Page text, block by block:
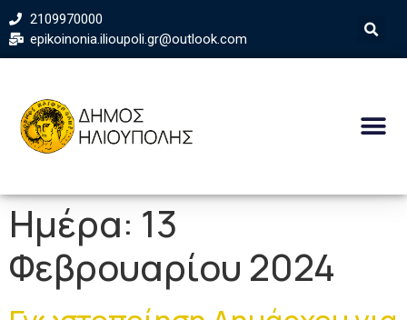
2109970000
epikoinonia.ilioupoli.gr@outlook.com
Ημέρα: 13
Φεβρουαρίου 2024